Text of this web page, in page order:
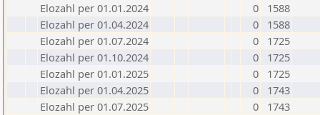
Elozahl per 01.01.2024
0
1588
Elozahl per 01.04.2024
0
1588
Elozahl per 01.07.2024
0
1725
Elozahl per 01.10.2024
0
1725
Elozahl per 01.01.2025
0
1725
Elozahl per 01.04.2025
0
1743
Elozahl per 01.07.2025
0
1743